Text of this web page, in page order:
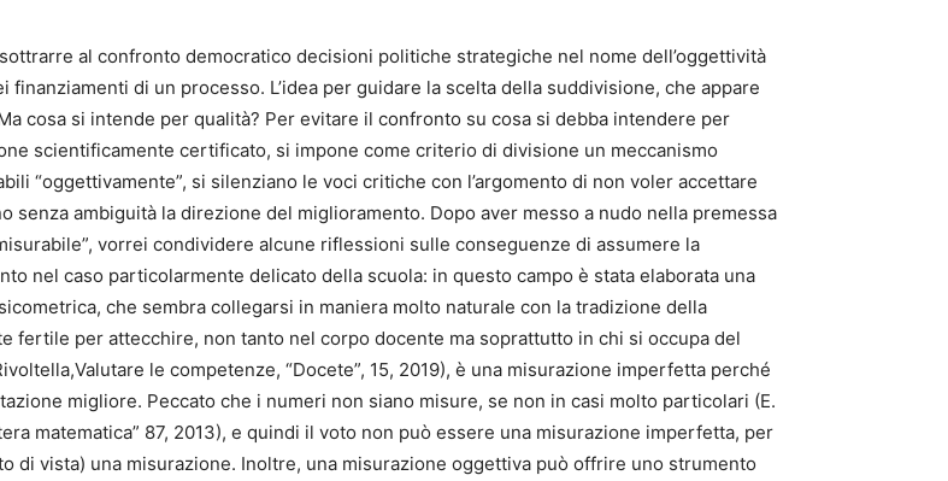
al confronto democratico decisioni politiche strategiche nel nome dell’oggettività
di un processo. L’idea per guidare la scelta della suddivisione, che appare
cosa si intende per qualità? Per evitare il confronto su cosa si debba intendere per
scientificamente certificato, si impone come criterio di divisione un meccanismo
“oggettivamente”, si silenziano le voci critiche con l’argomento di non voler accettare
ambiguità la direzione del miglioramento. Dopo aver messo a nudo nella premessa
vorrei condividere alcune riflessioni sulle conseguenze di assumere la
nel caso particolarmente delicato della scuola: in questo campo è stata elaborata una
che sembra collegarsi in maniera molto naturale con la tradizione della
fertile per attecchire, non tanto nel corpo docente ma soprattutto in chi si occupa del
le competenze, “Docete”, 15, 2019), è una misurazione imperfetta perché
migliore. Peccato che i numeri non siano misure, se non in casi molto particolari (E.
matematica” 87, 2013), e quindi il voto non può essere una misurazione imperfetta, per
di vista) una misurazione. Inoltre, una misurazione oggettiva può offrire uno strumento